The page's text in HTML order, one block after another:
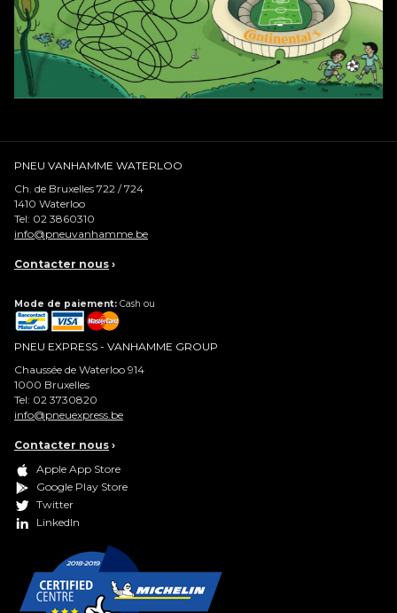
PNEU VANHAMME WATERLOO
Ch. de Bruxelles 722 / 724
1410 Waterloo
Tel: 02 3860310
info@pneuvanhamme.be
Contacter nous ›
Mode de paiement: Cash ou
PNEU EXPRESS - VANHAMME GROUP
Chaussée de Waterloo 914
1000 Bruxelles
Tel: 02 3730820
info@pneuexpress.be
Contacter nous ›
Apple App Store
Google Play Store
Twitter
LinkedIn